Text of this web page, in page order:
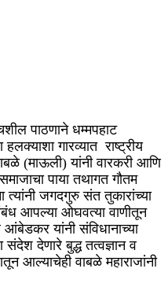
पाठणाने धम्मपहाट
गारव्यात राष्ट्रीय
(माऊली) यांनी वारकरी आणि
पाया तथागत गौतम
त्यांनी जगदगुरु संत तुकारांच्या
आपल्या ओघवत्या वाणीतून
आंबेडकर यांनी संविधानाच्या
देणारे बुद्ध तत्वज्ञान व
आल्याचेही वाबळे महाराजांनी